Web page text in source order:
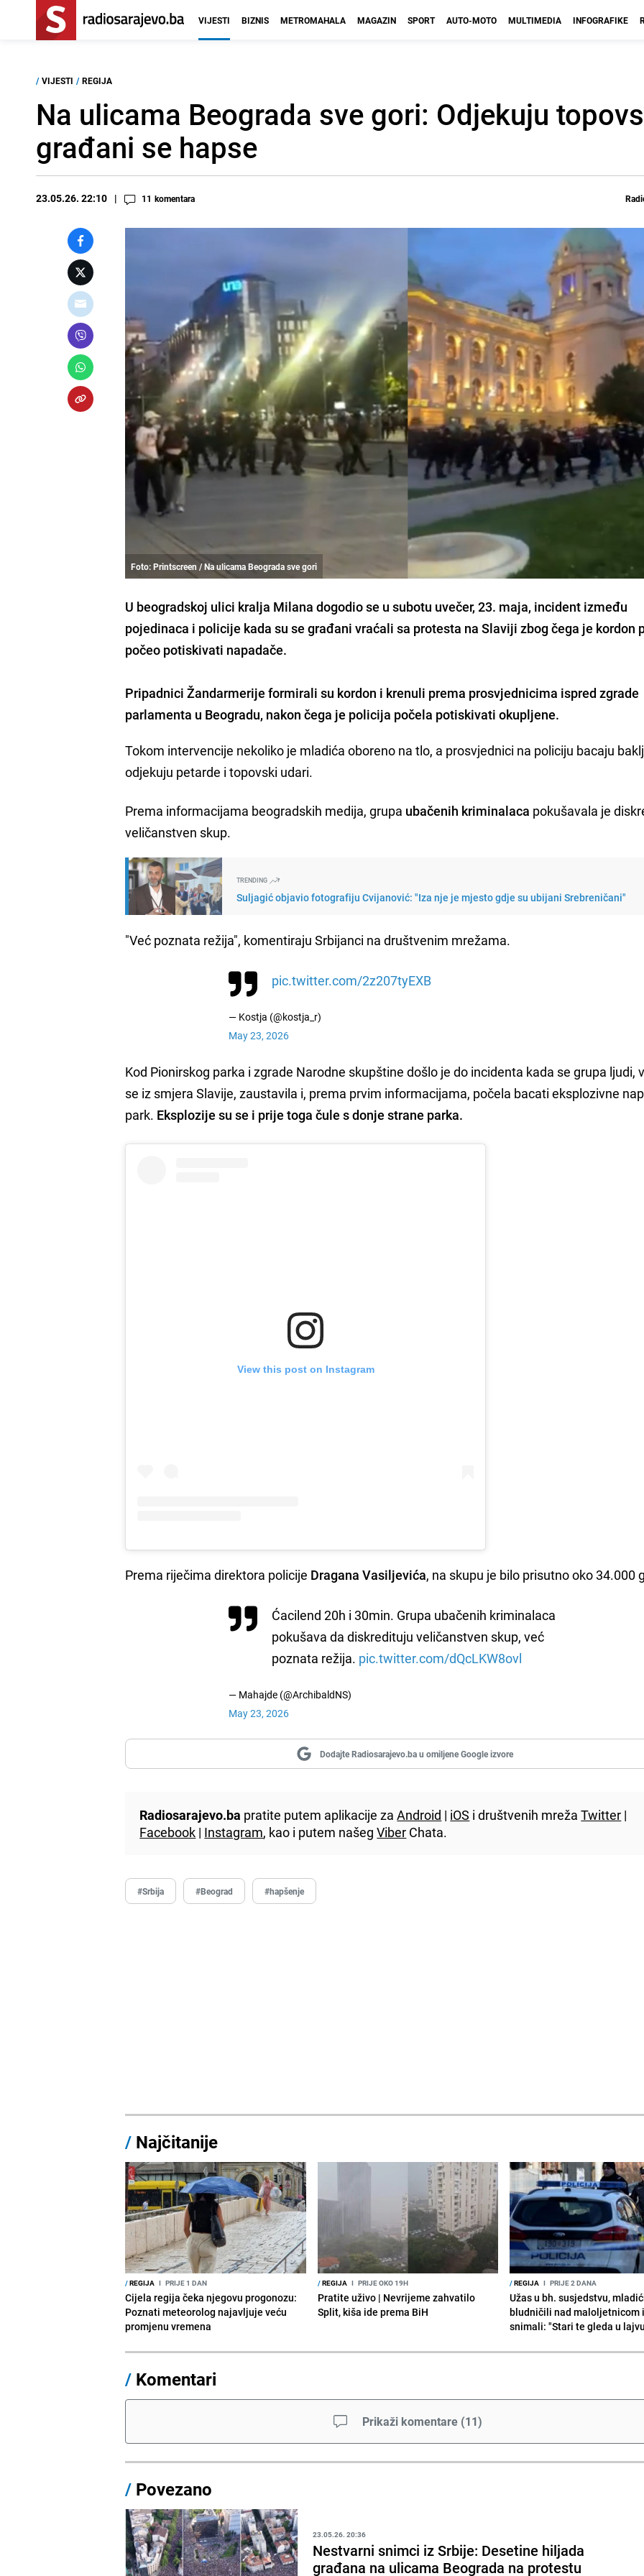
VIJESTI BIZNIS METROMAHALA MAGAZIN SPORT AUTO-MOTO MULTIMEDIA INFOGRAFIKE
/ VIJESTI / REGIJA
Na ulicama Beograda sve gori: Odjekuju
građani se hapse
23.05.26. 22:10 11 komentara
Foto: Printscreen / Na ulicama Beograda sve gori
U beogradskoj ulici kralja Milana dogodio se u subotu uvečer, 23. maja, incident između
pojedinaca i policije kada su se građani vraćali sa protesta na Slaviji zbog čega je kordon
počeo potiskivati napadače.
Pripadnici Žandarmerije formirali su kordon i krenuli prema prosvjednicima ispred zgrade
parlamenta u Beogradu, nakon čega je policija počela potiskivati okupljene.
Tokom intervencije nekoliko je mladića oboreno na tlo, a prosvjednici na policiju bacaju
odjekuju petarde i topovski udari.
Prema informacijama beogradskih medija, grupa ubačenih kriminalaca pokušavala je
veličanstven skup.
TRENDING
Suljagić objavio fotografiju Cvijanović: "Iza nje je mjesto gdje su ubijani Srebreničani"
"Već poznata režija", komentiraju Srbijanci na društvenim mrežama.
pic.twitter.com/2z207tyEXB
— Kostja (@kostja_r)
May 23, 2026
Kod Pionirskog parka i zgrade Narodne skupštine došlo je do incidenta kada se grupa ljudi,
se iz smjera Slavije, zaustavila i, prema prvim informacijama, počela bacati eksplozivne
park. Eksplozije su se i prije toga čule s donje strane parka.
View this post on Instagram
Prema riječima direktora policije Dragana Vasiljevića, na skupu je bilo prisutno oko 34.000
Ćacilend 20h i 30min. Grupa ubačenih kriminalaca
pokušava da diskredituju veličanstven skup, već
poznata režija. pic.twitter.com/dQcLKW8ovl
— Mahajde (@ArchibaldNS)
May 23, 2026
Dodajte Radiosarajevo.ba u omiljene Google izvore
Radiosarajevo.ba pratite putem aplikacije zaAndroid | iOS i društvenih mrežaTwitter |
Facebook | Instagram, kao i putem našegViber Chata.
#Srbija #Beograd #hapšenje
/ Najčitanije
/REGIJA I PRIJE 1 DAN
Cijela regija čeka njegovu progonozu:
Poznati meteorolog najavljuje veću
promjenu vremena
/REGIJA I PRIJE OKO 19H
Pratite uživo | Nevrijeme zahvatilo
Split, kiša ide prema BiH
/REGIJA I PRIJE 2 DANA
Užas u bh. susjedstvu,
bludničili nad maloljetnicom
snimali: "Stari te gleda u
/ Komentari
Prikaži komentare (11)
/ Povezano
23.05.26. 20:36
Nestvarni snimci iz Srbije: Desetine hiljada
građana na ulicama Beograda na protestu